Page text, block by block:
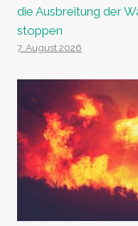
die Ausbreitung der
stoppen
7. August 2026